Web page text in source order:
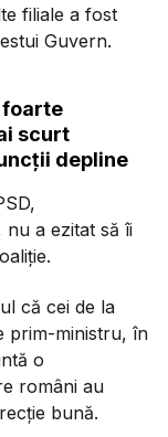
filiale a fost
Guvern.
foarte
scurt
depline
nu a ezitat să îi
că cei de la
prim-ministru, în
o
români au
bună.